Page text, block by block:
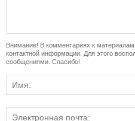
Внимание! В комментариях к
контактной информации. Для этого
сообщениями. Спасибо!